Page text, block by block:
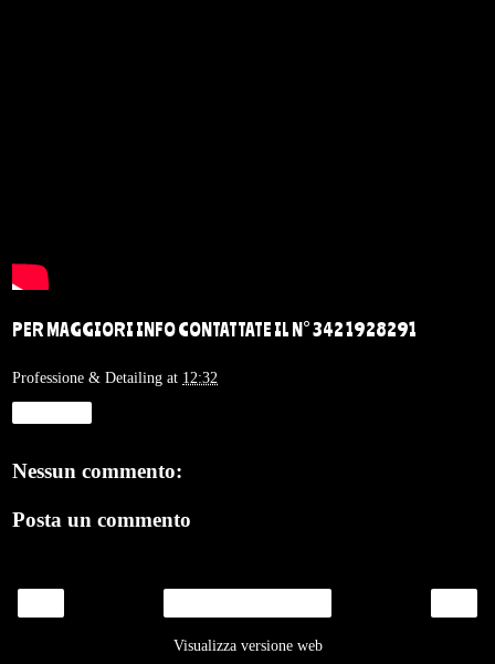
PER MAGGIORI INFO CONTATTATE IL N° 342 1928291
Professione & Detailing at 12:32
Nessun commento:
Posta un commento
Visualizza versione web